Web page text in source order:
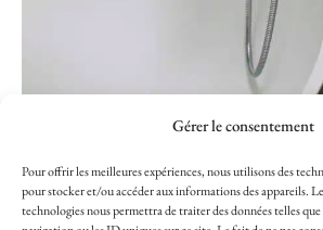
Gérer le consentement
Pour offrir les meilleures expériences, nous utilisons des
pour stocker et/ou accéder aux informations des appareils.
technologies nous permettra de traiter des données telles